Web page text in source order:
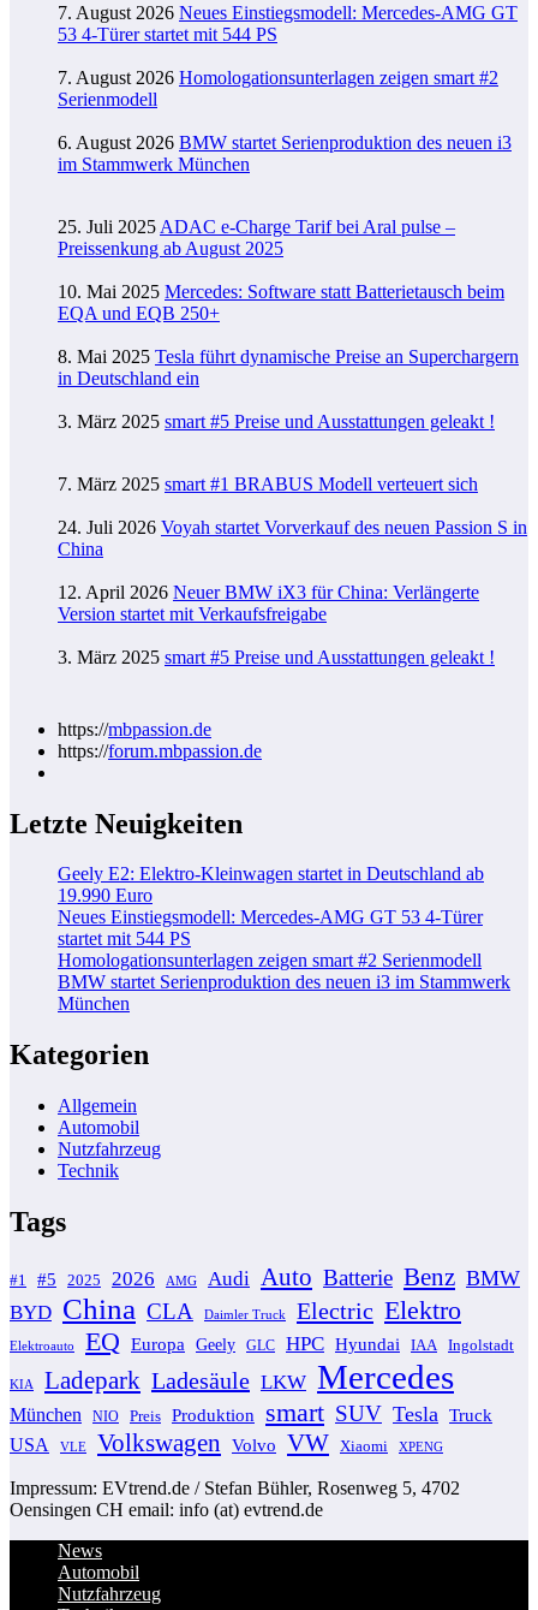
7. August 2026 Neues Einstiegsmodell: Mercedes-AMG GT
53 4-Türer startet mit 544 PS
7. August 2026 Homologationsunterlagen zeigen smart #2
Serienmodell
6. August 2026 BMW startet Serienproduktion des neuen i3
im Stammwerk München
25. Juli 2025 ADAC e-Charge Tarif bei Aral pulse –
Preissenkung ab August 2025
10. Mai 2025 Mercedes: Software statt Batterietausch beim
EQA und EQB 250+
8. Mai 2025 Tesla führt dynamische Preise an Superchargern
in Deutschland ein
3. März 2025 smart #5 Preise und Ausstattungen geleakt !
7. März 2025 smart #1 BRABUS Modell verteuert sich
24. Juli 2026 Voyah startet Vorverkauf des neuen Passion S in
China
12. April 2026 Neuer BMW iX3 für China: Verlängerte
Version startet mit Verkaufsfreigabe
3. März 2025 smart #5 Preise und Ausstattungen geleakt !
https://mbpassion.de
https://forum.mbpassion.de
Letzte Neuigkeiten
Geely E2: Elektro-Kleinwagen startet in Deutschland ab
19.990 Euro
Neues Einstiegsmodell: Mercedes-AMG GT 53 4-Türer
startet mit 544 PS
Homologationsunterlagen zeigen smart #2 Serienmodell
BMW startet Serienproduktion des neuen i3 im Stammwerk
München
Kategorien
Allgemein
Automobil
Nutzfahrzeug
Technik
Tags
#1 #5 2025 2026 AMG Audi Auto Batterie Benz BMW
BYD China CLA Daimler Truck Electric Elektro
Elektroauto EQ Europa Geely GLC HPC Hyundai IAA Ingolstadt
KIA Ladepark Ladesäule LKW Mercedes
München NIO Preis Produktion smart SUV Tesla Truck
USA VLE Volkswagen Volvo VW Xiaomi XPENG
Impressum: EVtrend.de / Stefan Bühler, Rosenweg 5, 4702
Oensingen CH email: info (at) evtrend.de
News
Automobil
Nutzfahrzeug